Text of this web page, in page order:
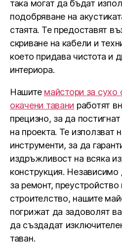
така могат да бъдат
подобряване на
стаята. Те предоставят
скриване на кабели и
което придава чистота и
интериора.
Нашите майстори за сухо
окачени тавани работят
прецизно, за да
на проекта. Те използват
инструменти, за да
издръжливост на всяка
конструкция.
за ремонт, преустройство
строителство, нашите
погрижат да задоволят
да създадат
таван.